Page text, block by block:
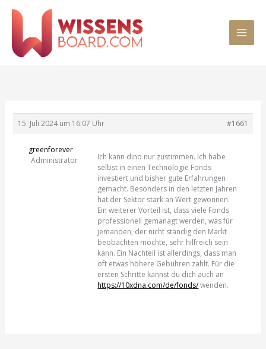
Inhalt
15. Juli 2024 um 16:07 Uhr #1661
greenforever
Administrator
Ich kann dino nur zustimmen. Ich habe
selbst in einen Technologie Fonds
investiert und bisher gute Erfahrungen
gemacht. Besonders in den letzten Jahren
hat der Sektor stark an Wert gewonnen.
Ein weiterer Vorteil ist, dass viele Fonds
professionell gemanagt werden, was für
jemanden, der nicht ständig den Markt
beobachten möchte, sehr hilfreich sein
kann. Ein Nachteil ist allerdings, dass man
oft etwas höhere Gebühren zahlt. Für die
ersten Schritte kannst du dich auch an
https://10xdna.com/de/fonds/wenden.